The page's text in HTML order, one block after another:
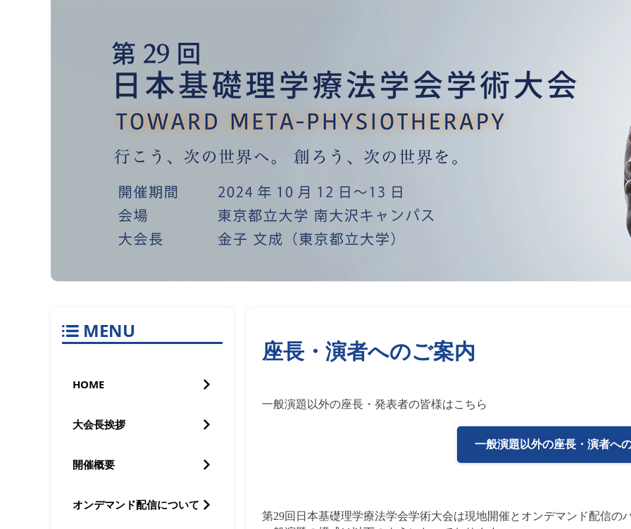
MENU
HOME
大会長挨拶
開催概要
オンデマンド配信について
座長・演者へのご案内
一般演題以外の座長・発表者の皆様はこちら
一般演題以外の座長・演者へ
第29回日本基礎理学療法学会学術大会は現地開催とオンデマンド配信の